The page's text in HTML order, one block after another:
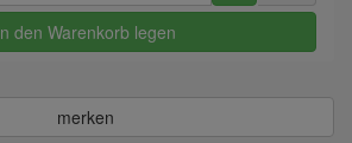
den Warenkorb legen
merken